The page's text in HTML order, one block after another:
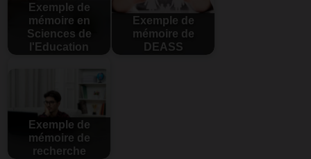
Exemple de
mémoire en
Sciences de
l'Education
Exemple de
mémoire de
DEASS
Exemple de
mémoire de
recherche